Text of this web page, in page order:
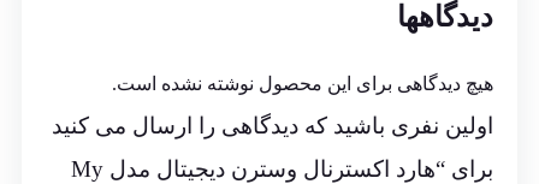
دیدگاهها
هیچ دیدگاهی برای این محصول نوشته نشده است.
اولین نفری باشید که دیدگاهی را ارسال می کنید
برای “هارد اکسترنال وسترن دیجیتال مدل My